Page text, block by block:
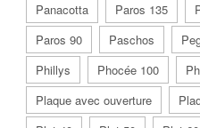
Panacotta
Paros 135
Paros 90
Paschos
Phillys
Phocée 100
Plaque avec ouverture